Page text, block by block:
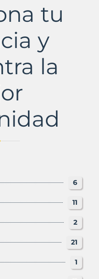
tu
y
la
6
11
2
21
1